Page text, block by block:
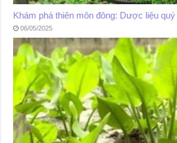
Khám phá thiên môn đông: Dược liệu
06/05/2025